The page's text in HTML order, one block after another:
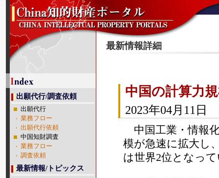
最新情報詳細
中国の計算力
2023年04月11日
中国工業・情報
模が急速に拡大し
は世界2位となっ
出願代行/調査依頼
出願代行
業務フロー
出願代行依頼
中国知財調査
業務フロー
調査依頼
最新情報/トピックス